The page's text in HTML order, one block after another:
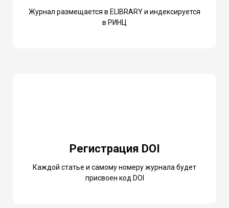
Журнал размещается в ELIBRARY и индексируется
в РИНЦ
Регистрация DOI
Каждой статье и самому номеру журнала будет
присвоен код DOI